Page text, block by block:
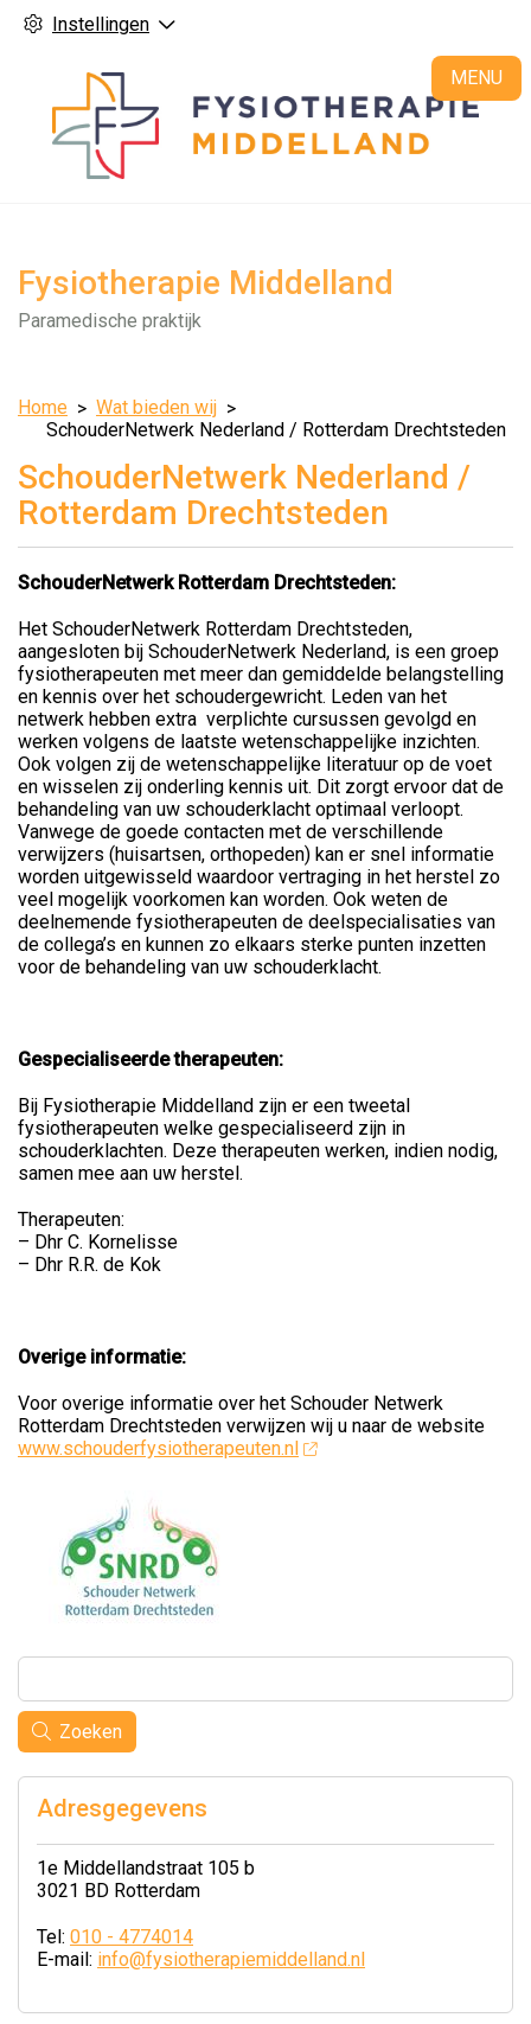
Instellingen
MENU
Fysiotherapie Middelland
Paramedische praktijk
Home
Wat bieden wij
SchouderNetwerk Nederland / Rotterdam Drechtsteden
SchouderNetwerk Nederland /
Rotterdam Drechtsteden
SchouderNetwerk Rotterdam Drechtsteden:
Het SchouderNetwerk Rotterdam Drechtsteden,
aangesloten bij SchouderNetwerk Nederland, is een groep
fysiotherapeuten met meer dan gemiddelde belangstelling
en kennis over het schoudergewricht. Leden van het
netwerk hebben extra verplichte cursussen gevolgd en
werken volgens de laatste wetenschappelijke inzichten.
Ook volgen zij de wetenschappelijke literatuur op de voet
en wisselen zij onderling kennis uit. Dit zorgt ervoor dat de
behandeling van uw schouderklacht optimaal verloopt.
Vanwege de goede contacten met de verschillende
verwijzers (huisartsen, orthopeden) kan er snel informatie
worden uitgewisseld waardoor vertraging in het herstel zo
veel mogelijk voorkomen kan worden. Ook weten de
deelnemende fysiotherapeuten de deelspecialisaties van
de collega’s en kunnen zo elkaars sterke punten inzetten
voor de behandeling van uw schouderklacht.
Gespecialiseerde therapeuten:
Bij Fysiotherapie Middelland zijn er een tweetal
fysiotherapeuten welke gespecialiseerd zijn in
schouderklachten. Deze therapeuten werken, indien nodig,
samen mee aan uw herstel.
Therapeuten:
– Dhr C. Kornelisse
– Dhr R.R. de Kok
Overige informatie:
Voor overige informatie over het Schouder Netwerk
Rotterdam Drechtsteden verwijzen wij u naar de website
www.schouderfysiotherapeuten.nl
Zoeken
Adresgegevens
1e Middellandstraat 105 b
3021 BD Rotterdam
Tel: 010 - 4774014
E-mail: info@fysiotherapiemiddelland.nl